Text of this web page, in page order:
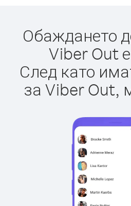
Обаждането
Viber Out
След като
за Viber Out,